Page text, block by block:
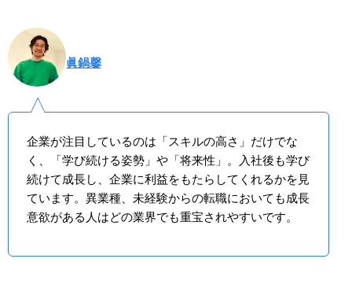
眞鍋馨
企業が注目しているのは「スキルの高さ」だけでな
く、「学び続ける姿勢」や「将来性」。入社後も学び
続けて成長し、企業に利益をもたらしてくれるかを見
ています。異業種、未経験からの転職においても成長
意欲がある人はどの業界でも重宝されやすいです。